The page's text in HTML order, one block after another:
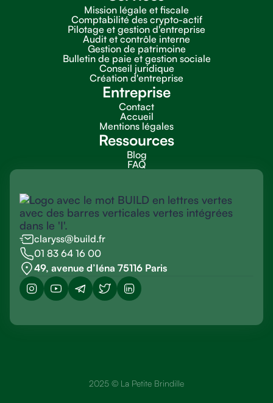
Mission légale et fiscale
Comptabilité des crypto-actif
Pilotage et gestion d'entreprise
Audit et contrôle interne
Gestion de patrimoine
Bulletin de paie et gestion sociale
Conseil juridique
Création d'entreprise
Entreprise
Contact
Accueil
Mentions légales
Ressources
Blog
FAQ
claryss@build.fr
01 83 64 16 00
49, avenue d’Iéna 75116 Paris
2025 © La Petite Brindille